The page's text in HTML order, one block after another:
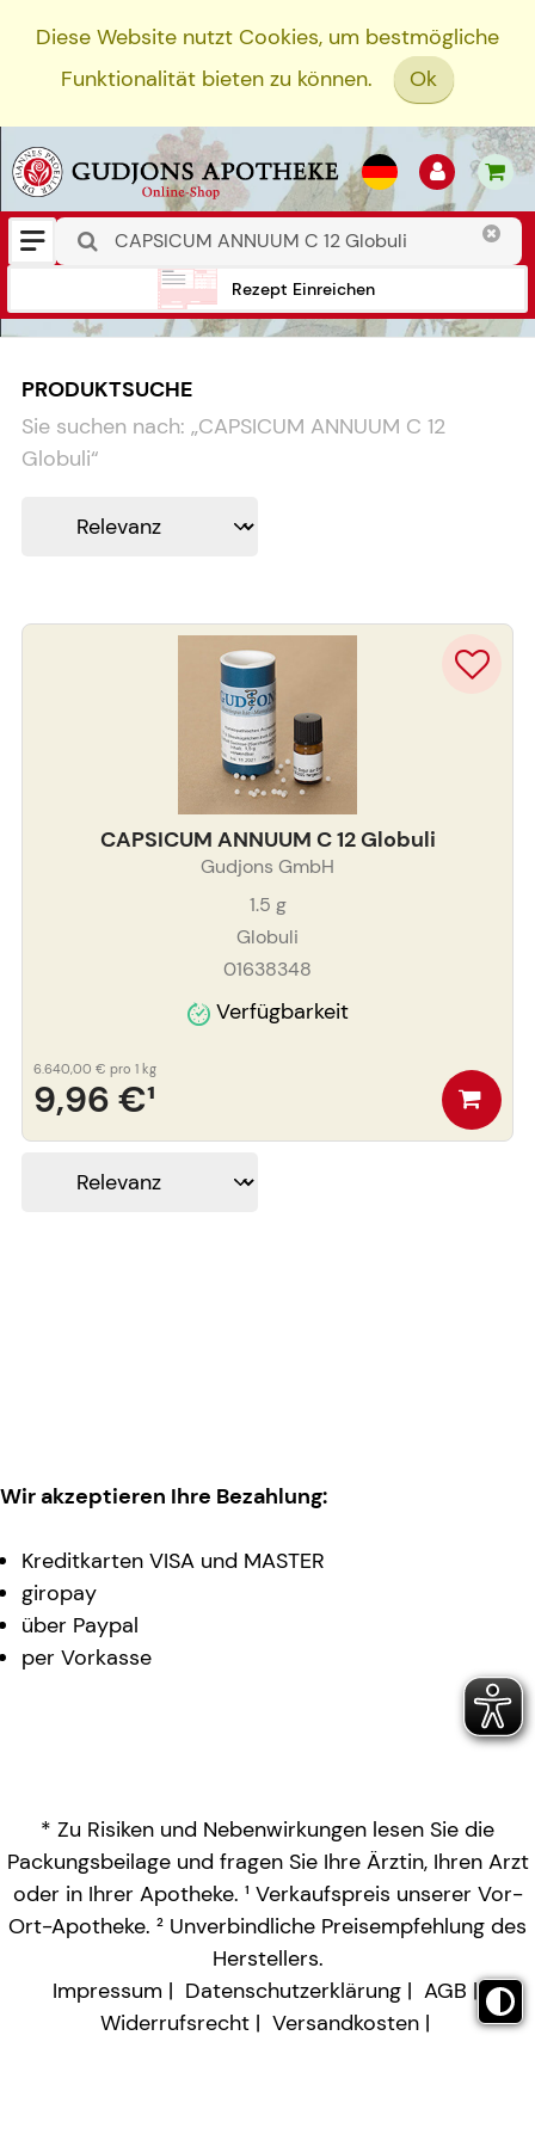
Diese Website nutzt Cookies, um bestmögliche
Funktionalität bieten zu können.
Ok
Rezept Einreichen
PRODUKTSUCHE
Sie suchen nach: „CAPSICUM ANNUUM C 12
Globuli“
CAPSICUM ANNUUM C 12 Globuli
Gudjons GmbH
1.5 g
Globuli
01638348
Verfügbarkeit
9,96 €¹
6.640,00 € pro 1 kg
Wir akzeptieren Ihre Bezahlung:
Kreditkarten VISA und MASTER
giropay
über Paypal
per Vorkasse
* Zu Risiken und Nebenwirkungen lesen Sie die
Packungsbeilage und fragen Sie Ihre Ärztin, Ihren Arzt
oder in Ihrer Apotheke. ¹ Verkaufspreis unserer Vor-
Ort-Apotheke. ² Unverbindliche Preisempfehlung des
Herstellers.
Impressum
Datenschutzerklärung
AGB
Widerrufsrecht
Versandkosten